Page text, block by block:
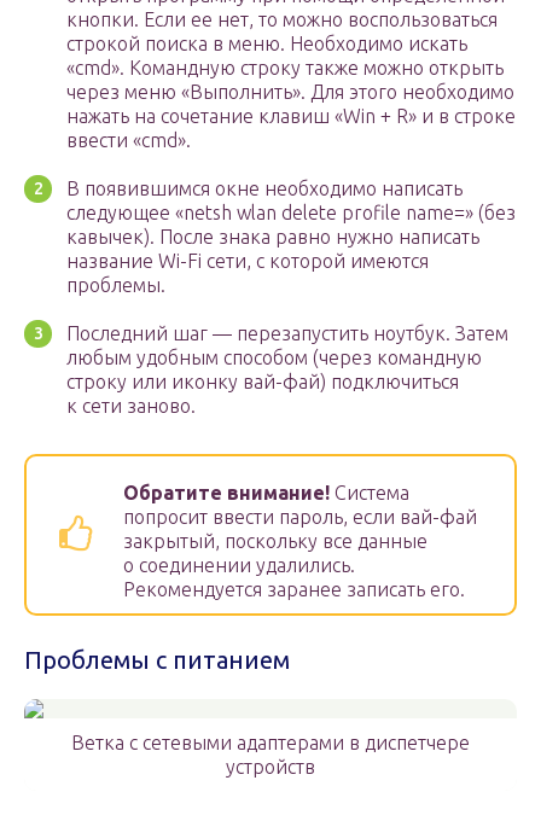
кнопки. Если ее нет, то можно воспользоваться
строкой поиска в меню. Необходимо искать
«cmd». Командную строку также можно открыть
через меню «Выполнить». Для этого необходимо
нажать на сочетание клавиш «Win + R» и в строке
ввести «cmd».
В появившимся окне необходимо написать
следующее «netsh wlan delete profile name=» (без
кавычек). После знака равно нужно написать
название Wi-Fi сети, с которой имеются
проблемы.
Последний шаг — перезапустить ноутбук. Затем
любым удобным способом (через командную
строку или иконку вай-фай) подключиться
к сети заново.
Обратите внимание! Система
попросит ввести пароль, если вай-фай
закрытый, поскольку все данные
о соединении удалились.
Рекомендуется заранее записать его.
Проблемы с питанием
Ветка с сетевыми адаптерами в диспетчере
устройств